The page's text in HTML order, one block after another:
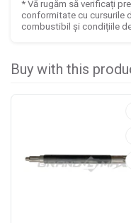
* Vă rugăm să verificați pre
conformitate cu cursurile
combustibil și condițiile
Buy with this